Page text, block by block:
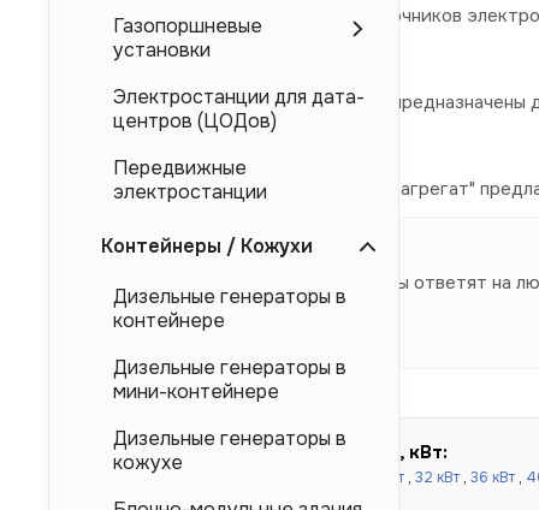
электроснабжения в качестве источников
Mitsubishi, Deutz.
Представленные в каталоге ДЭС предназначены
магистральных электросетей.
Компания "Торговый Дом Электроагрегат"
Наши специалисты ответят на
Быстрый подбор по мощности, кВт:
до 100 кВт: 30 кВт , 32 кВт , 36 кВт ,
кВт
Газопоршневые
установки
Электростанции для дата-
центров (ЦОДов)
Передвижные
электростанции
Контейнеры / Кожухи
Дизельные генераторы в
контейнере
Дизельные генераторы в
мини-контейнере
Дизельные генераторы в
кожухе